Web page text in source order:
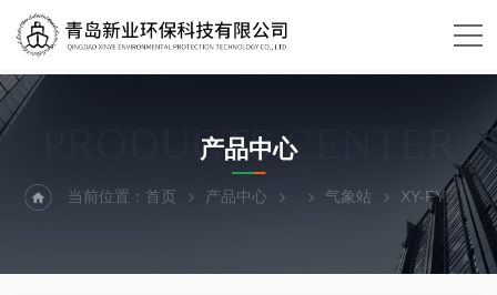
PRODUCTS CENTER
产品中心
当前位置：首页 产品中心 气象站 XY-FYQ4五参数气象站野外科考气象仪器